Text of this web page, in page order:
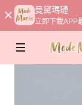
曼黛瑪璉
立即下載APP